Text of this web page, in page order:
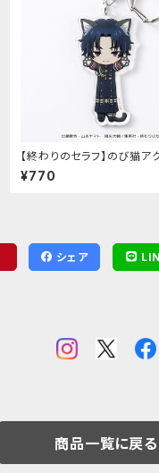
【終わりのセラフ】のび猫ア
キーホルダー（一瀬グレン）
¥770
シェア
商品一覧に戻る